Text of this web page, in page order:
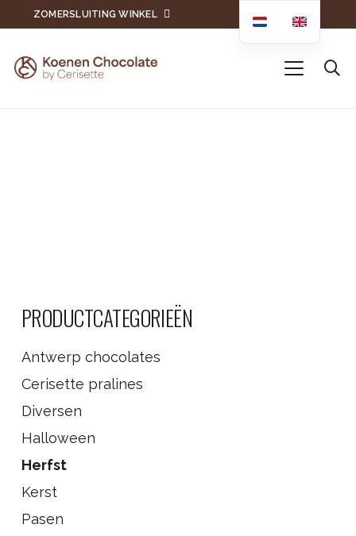
ZOMERSLUITING WINKEL
PRODUCTCATEGORIEËN
Antwerp chocolates
Cerisette pralines
Diversen
Halloween
Herfst
Kerst
Pasen